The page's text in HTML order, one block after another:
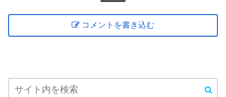
コメントを書き込む